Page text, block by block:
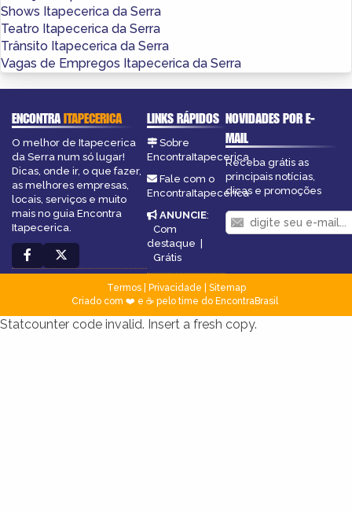
Shows Itapecerica da Serra
Teatro Itapecerica da Serra
Trânsito Itapecerica da Serra
Vagas de Empregos Itapecerica da Serra
ENCONTRAITAPECERICA
O melhor de Itapecerica
da Serra num só lugar!
Dicas, onde ir, o que fazer,
as melhores empresas,
locais, serviços e muito
mais no guia Encontra
Itapecerica.
LINKS RÁPIDOS
Sobre
EncontraItapecerica
Fale com o
EncontraItapecerica
ANUNCIE:
Com
destaque
Grátis
NOVIDADES POR E-
MAIL
Receba grátis as
principais notícias,
dicas e promoções
Termos| Privacidade
Sitemap
Criado com ❤️ e ☕ pelo time do EncontraBrasil
Statcounter code invalid. Insert a fresh copy.